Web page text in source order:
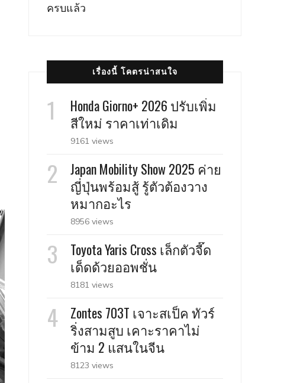
ครบแล้ว
เรื่องนี้ โคตรน่าสนใจ
Honda Giorno+ 2026 ปรับเพิ่ม
สีใหม่ ราคาเท่าเดิม
9161 views
Japan Mobility Show 2025 ค่าย
ญี่ปุ่นพร้อมสู้ รู้ตัวต้องวาง
หมากอะไร
8956 views
Toyota Yaris Cross เล็กตัวจี๊ด
เด็ดด้วยออพชั่น
8181 views
Zontes 703T เจาะสเป็ค ทัวร์
ริ่งสามสูบ เคาะราคาไม่
ข้าม 2 แสนในจีน
8123 views